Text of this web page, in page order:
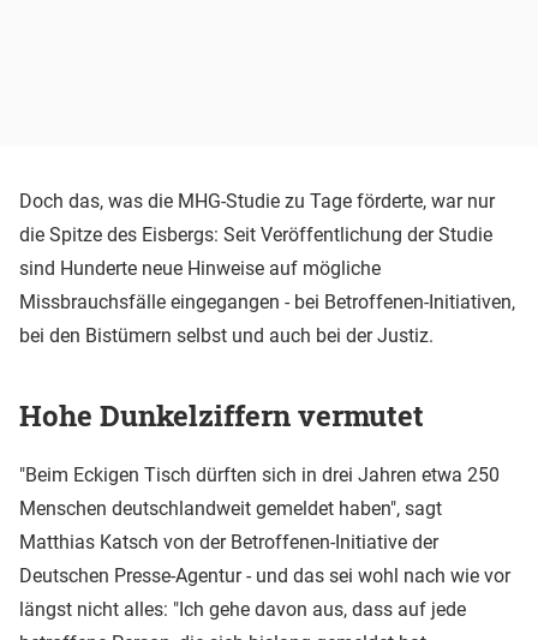
Doch das, was die MHG-Studie zu Tage förderte, war nur
die Spitze des Eisbergs: Seit Veröffentlichung der Studie
sind Hunderte neue Hinweise auf mögliche
Missbrauchsfälle eingegangen - bei Betroffenen-Initiativen,
bei den Bistümern selbst und auch bei der Justiz.
Hohe Dunkelziffern vermutet
"Beim Eckigen Tisch dürften sich in drei Jahren etwa 250
Menschen deutschlandweit gemeldet haben", sagt
Matthias Katsch von der Betroffenen-Initiative der
Deutschen Presse-Agentur - und das sei wohl nach wie vor
längst nicht alles: "Ich gehe davon aus, dass auf jede